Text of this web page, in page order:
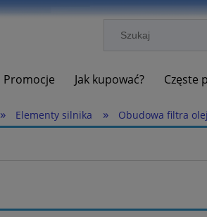
Promocje Jak kupować? Częste
» Elementy silnika » Obudowa filtra